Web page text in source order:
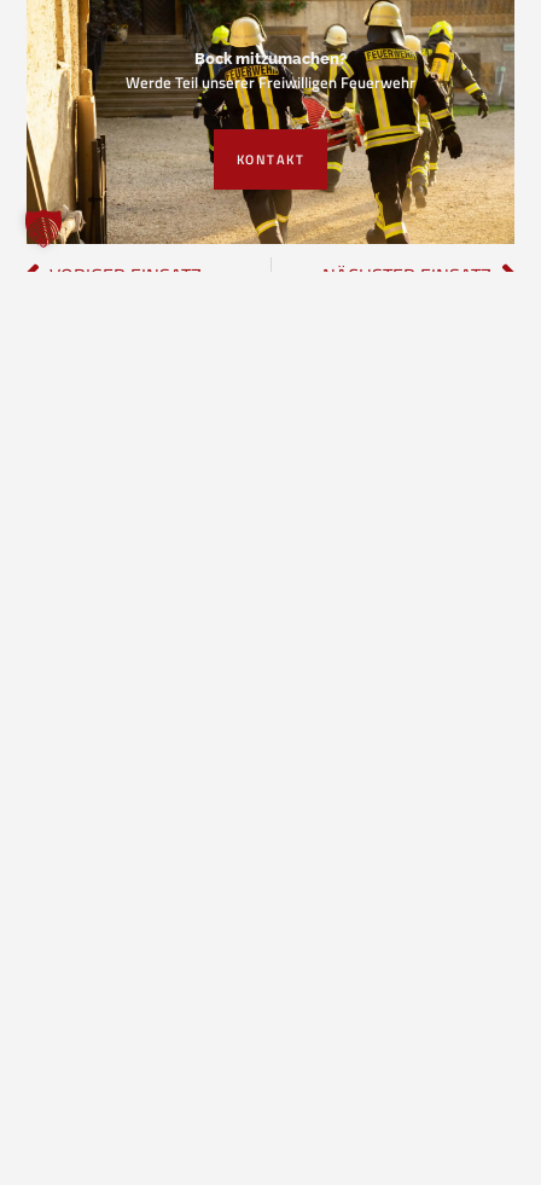
Bock mitzumachen?
Werde Teil unserer Freiwilligen Feuerwehr
KONTAKT
VORIGER EINSATZ NÄCHSTER EINSATZ